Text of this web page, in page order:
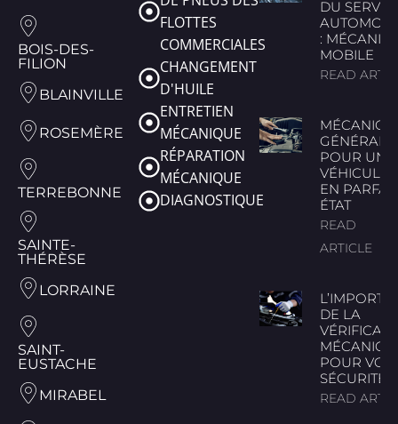
BOIS-DES-
FILION
BLAINVILLE
ROSEMÈRE
TERREBONNE
SAINTE-
THÉRÈSE
LORRAINE
SAINT-
EUSTACHE
MIRABEL
FLOTTES
COMMERCIALES
CHANGEMENT
D'HUILE
ENTRETIEN
MÉCANIQUE
RÉPARATION
MÉCANIQUE
DIAGNOSTIQUE
DU
:
MOBILE
READ
GÉNÉRALE
POUR UN
VÉHICULE
EN PARFAIT
ÉTAT
READ
ARTICLE
DE LA
POUR
SÉCURITÉ
READ